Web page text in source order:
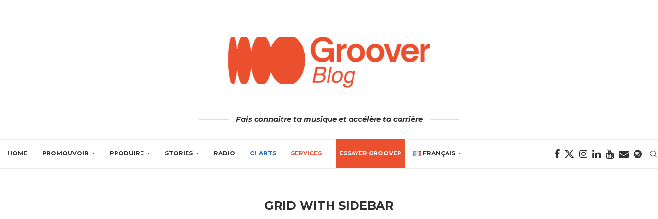
Fais connaître ta musique et accélère ta carrière
HOME PROMOUVOIR PRODUIRE STORIES RADIO CHARTS SERVICES ESSAYER GROOVER FRANÇAIS
GRID WITH SIDEBAR